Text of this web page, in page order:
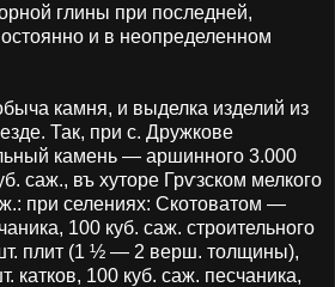
глины при последней,
и в неопределенном
камня, и выделка изделий из
Так, при с. Дружкове
камень — аршинного 3.000
саж., въ хуторе Грѵзском мелкого
при селениях: Скотоватом —
100 куб. саж. строительного
плит (1 ½ — 2 верш. толщины),
100 куб. саж. песчаника,